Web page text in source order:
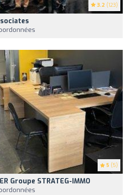
3.2 (123)
5 (5)
Groupe STRATEG-IMMO